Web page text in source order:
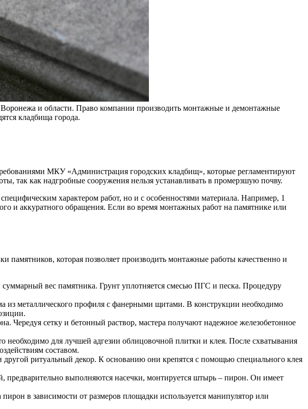
и области. Право компании производить монтажные и демонтажные
кладбища города.
МКУ «Администрация городских кладбищ», которые регламентируют
так как надгробные сооружения нельзя устанавливать в промерзшую почву.
характером работ, но и с особенностями материала. Например, 1
и аккуратного обращения. Если во время монтажных работ на памятнике или
памятников, которая позволяет производить монтажные работы качественно и
вес памятника. Грунт уплотняется смесью ПГС и песка. Процедуру
из металлического профиля с фанерными щитами. В конструкции необходимо
Чередуя сетку и бетонный раствор, мастера получают надежное железобетонное
необходимо для лучшей адгезии облицовочной плитки и клея. После схватывания
составом.
ритуальный декор. К основанию они крепятся с помощью специального клея
предварительно выполняются насечки, монтируется штырь – пирон. Он имеет
в зависимости от размеров площадки используется манипулятор или